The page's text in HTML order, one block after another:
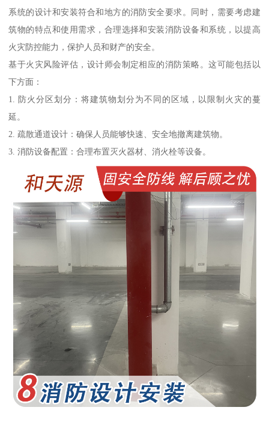
系统的设计和安装符合和地方的消防安全要求。同时，需要考虑建
筑物的特点和使用需求，合理选择和安装消防设备和系统，以提高
火灾防控能力，保护人员和财产的安全。
基于火灾风险评估，设计师会制定相应的消防策略。这可能包括以
下方面：
1. 防火分区划分：将建筑物划分为不同的区域，以限制火灾的蔓
延。
2. 疏散通道设计：确保人员能够快速、安全地撤离建筑物。
3. 消防设备配置：合理布置灭火器材、消火栓等设备。